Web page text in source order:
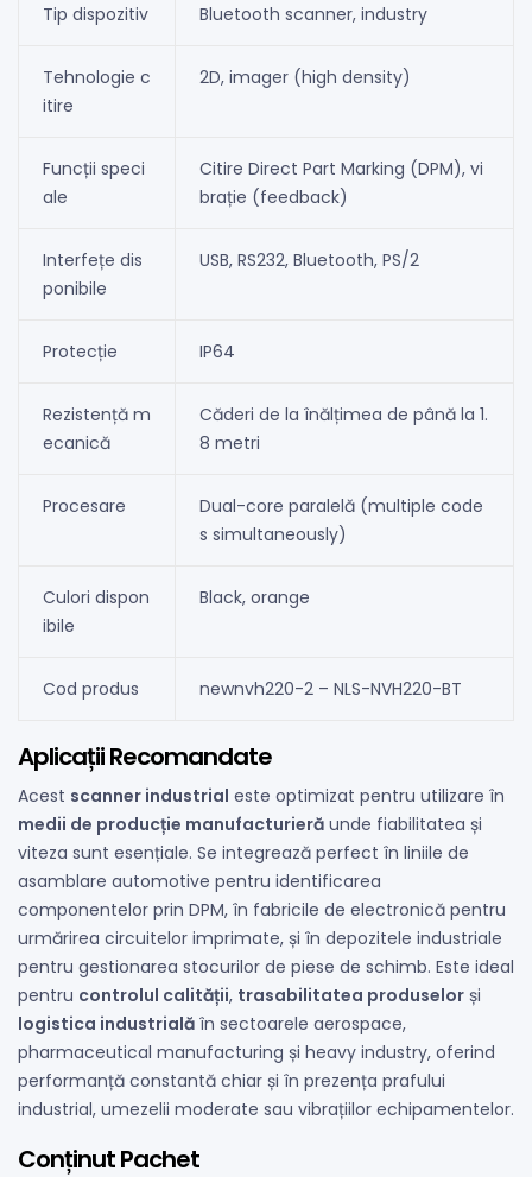
Tip dispozitiv Bluetooth scanner, industry
Tehnologie c
itire
2D, imager (high density)
Funcții speci
ale
Citire Direct Part Marking (DPM), vi
brație (feedback)
Interfețe dis
ponibile
USB, RS232, Bluetooth, PS/2
Protecție IP64
Rezistență m
ecanică
Căderi de la înălțimea de până la 1.
8 metri
Procesare
Dual-core paralelă (multiple code
s simultaneously)
Culori dispon
ibile
Black, orange
Cod produs newnvh220-2 – NLS-NVH220-BT
Aplicații Recomandate
Acest scanner industrial este optimizat pentru utilizare în
medii de producție manufacturieră unde fiabilitatea și
viteza sunt esențiale. Se integrează perfect în liniile de
asamblare automotive pentru identificarea
componentelor prin DPM, în fabricile de electronică pentru
urmărirea circuitelor imprimate, și în depozitele industriale
pentru gestionarea stocurilor de piese de schimb. Este ideal
pentru controlul calității, trasabilitatea produselor și
logistica industrială în sectoarele aerospace,
pharmaceutical manufacturing și heavy industry, oferind
performanță constantă chiar și în prezența prafului
industrial, umezelii moderate sau vibrațiilor echipamentelor.
Conținut Pachet